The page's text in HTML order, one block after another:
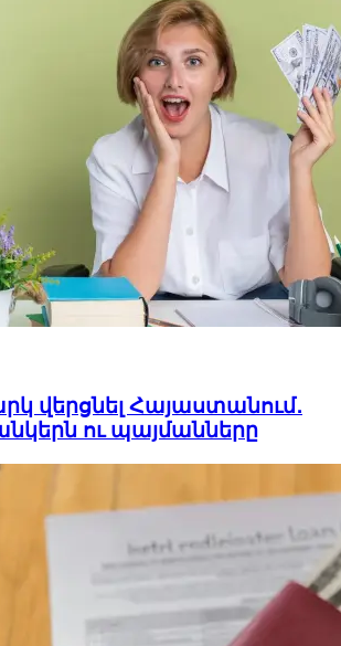
վերցնել Հայաստանում․
ու պայմանները